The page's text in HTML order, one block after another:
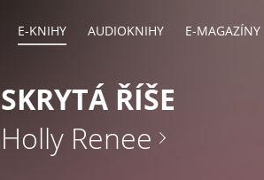
E-KNIHY AUDIOKNIHY E-MAGAZÍNY
SKRYTÁ ŘÍŠE
Holly Renee